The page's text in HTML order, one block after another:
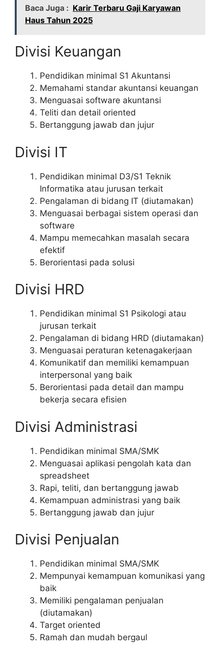
Baca Juga : Karir Terbaru Gaji Karyawan
Haus Tahun 2025
Divisi Keuangan
Pendidikan minimal S1 Akuntansi
Memahami standar akuntansi keuangan
Menguasai software akuntansi
Teliti dan detail oriented
Bertanggung jawab dan jujur
Divisi IT
Pendidikan minimal D3/S1 Teknik
Informatika atau jurusan terkait
Pengalaman di bidang IT (diutamakan)
Menguasai berbagai sistem operasi dan
software
Mampu memecahkan masalah secara
efektif
Berorientasi pada solusi
Divisi HRD
Pendidikan minimal S1 Psikologi atau
jurusan terkait
Pengalaman di bidang HRD (diutamakan)
Menguasai peraturan ketenagakerjaan
Komunikatif dan memiliki kemampuan
interpersonal yang baik
Berorientasi pada detail dan mampu
bekerja secara efisien
Divisi Administrasi
Pendidikan minimal SMA/SMK
Menguasai aplikasi pengolah kata dan
spreadsheet
Rapi, teliti, dan bertanggung jawab
Kemampuan administrasi yang baik
Bertanggung jawab dan jujur
Divisi Penjualan
Pendidikan minimal SMA/SMK
Mempunyai kemampuan komunikasi yang
baik
Memiliki pengalaman penjualan
(diutamakan)
Target oriented
Ramah dan mudah bergaul